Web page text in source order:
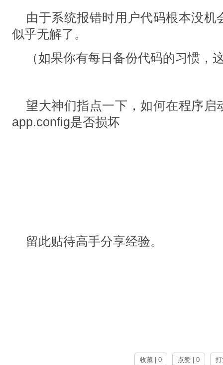
由于系统报错时用户代码根本没机
似乎无解了。
（如果你有每日备份代码的习惯，
望大神们指点一下，如何在程序启
app.config是否损坏
留此贴待高手分享经验。
收藏 | 0 点赞 | 0